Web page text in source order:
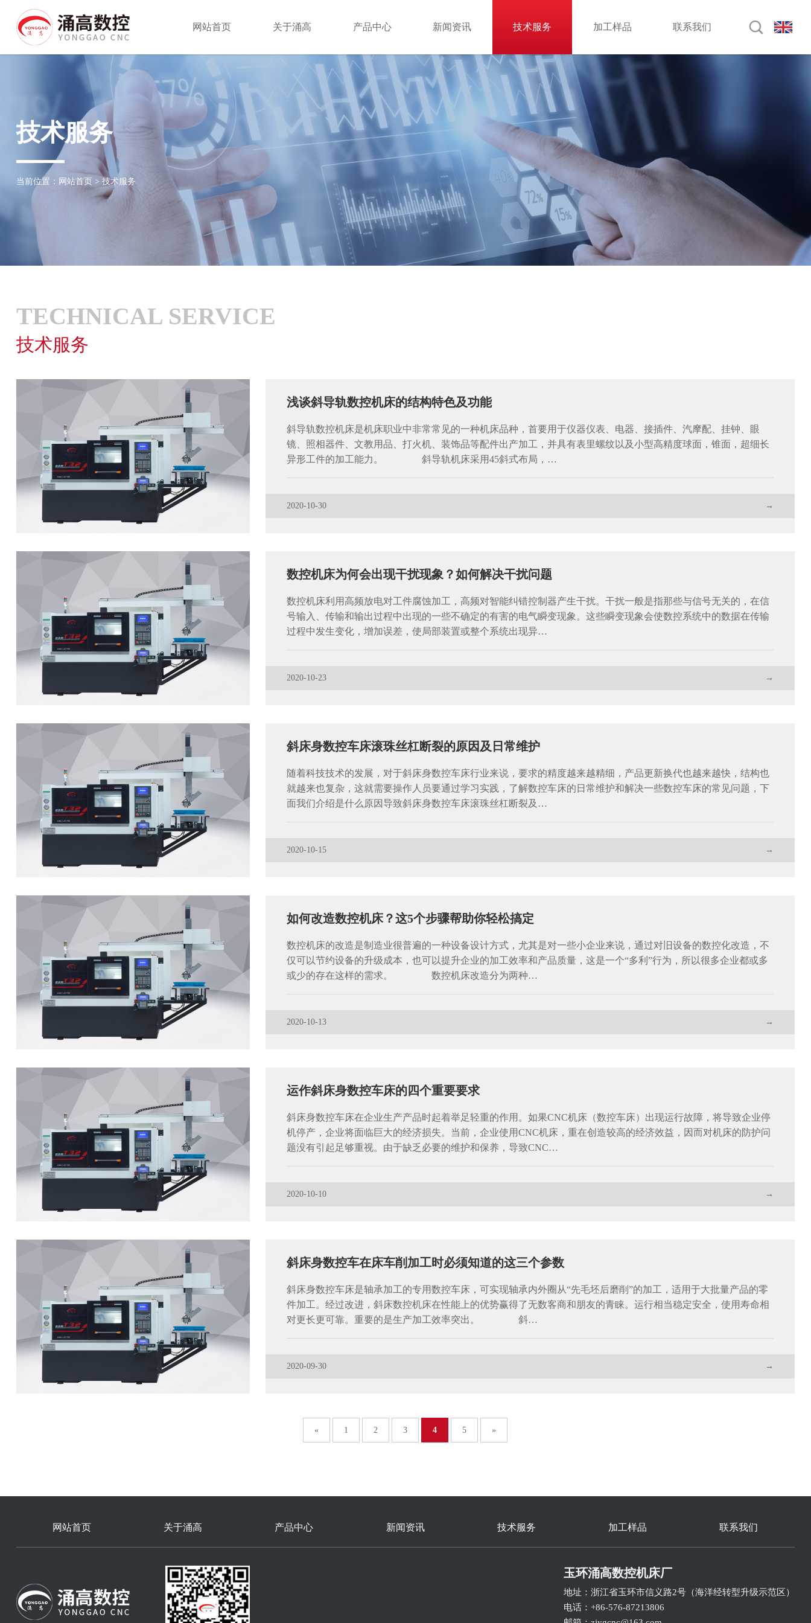
网站首页 关于涌高 产品中心 新闻资讯 技术服务 加工样品 联系我们 
技术服务
当前位置： 网站首页 > 技术服务
TECHNICAL SERVICE
技术服务
浅谈斜导轨数控机床的结构特色及功能
斜导轨数控机床是机床职业中非常常见的一种机床品种，首要用于仪器仪表、电器、接插件、汽摩配、挂钟、眼
镜、照相器件、文教用品、打火机、装饰品等配件出产加工，并具有表里螺纹以及小型高精度球面，锥面，超细长
异形工件的加工能力。 斜导轨机床采用45斜式布局，…
→
2020-10-30
数控机床为何会出现干扰现象？如何解决干扰问题
数控机床利用高频放电对工件腐蚀加工，高频对智能纠错控制器产生干扰。干扰一般是指那些与信号无关的，在信
号输入、传输和输出过程中出现的一些不确定的有害的电气瞬变现象。这些瞬变现象会使数控系统中的数据在传输
过程中发生变化，增加误差，使局部装置或整个系统出现异…
→
2020-10-23
斜床身数控车床滚珠丝杠断裂的原因及日常维护
随着科技技术的发展，对于斜床身数控车床行业来说，要求的精度越来越精细，产品更新换代也越来越快，结构也
就越来也复杂，这就需要操作人员要通过学习实践，了解数控车床的日常维护和解决一些数控车床的常见问题，下
面我们介绍是什么原因导致斜床身数控车床滚珠丝杠断裂及…
→
2020-10-15
如何改造数控机床？这5个步骤帮助你轻松搞定
数控机床的改造是制造业很普遍的一种设备设计方式，尤其是对一些小企业来说，通过对旧设备的数控化改造，不
仅可以节约设备的升级成本，也可以提升企业的加工效率和产品质量，这是一个“多利”行为，所以很多企业都或多
或少的存在这样的需求。 数控机床改造分为两种…
→
2020-10-13
运作斜床身数控车床的四个重要要求
斜床身数控车床在企业生产产品时起着举足轻重的作用。如果CNC机床（数控车床）出现运行故障，将导致企业停
机停产，企业将面临巨大的经济损失。当前，企业使用CNC机床，重在创造较高的经济效益，因而对机床的防护问
题没有引起足够重视。由于缺乏必要的维护和保养，导致CNC…
→
2020-10-10
斜床身数控车在床车削加工时必须知道的这三个参数
斜床身数控车床是轴承加工的专用数控车床，可实现轴承内外圈从“先毛坯后磨削”的加工，适用于大批量产品的零
件加工。经过改进，斜床数控机床在性能上的优势赢得了无数客商和朋友的青睐。运行相当稳定安全，使用寿命相
对更长更可靠。重要的是生产加工效率突出。 斜…
→
2020-09-30
« 1 2 3 4 5 »
网站首页 关于涌高 产品中心 新闻资讯 技术服务 加工样品 联系我们
玉环涌高数控机床厂
地址：浙江省玉环市信义路2号（海洋经转型升级示范区）
电话：+86-576-87213806